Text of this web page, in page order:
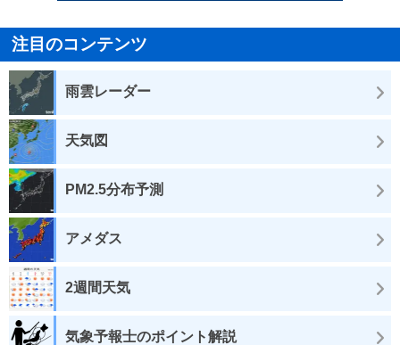
注目のコンテンツ
雨雲レーダー
天気図
PM2.5分布予測
アメダス
2週間天気
気象予報士のポイント解説